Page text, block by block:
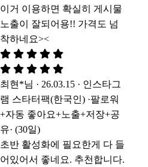
이거 이용하면 확실히 게시물
노출이 잘되어용!! 가격도 넘
착하네요><
최현*님 · 26.03.15 · 인스타그
램 스타터팩(한국인) ·팔로워
+자동 좋아요+노출+저장+공
유· (30일)
초반 활성화에 필요한게 다 들
어있어서 좋네요. 추천합니다.